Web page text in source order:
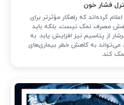
فشار خون
کرده‌اند که راهکار مؤثرتر برای
مصرف نمک نیست، بلکه باید
از پتاسیم نیز افزایش یابد. به
می‌تواند به کاهش خطر بیماری‌های
کند.